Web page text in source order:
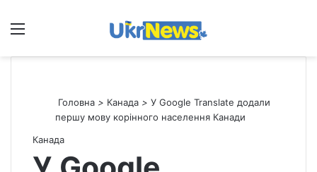
Меню
Головна > Канада > У Google Translate додали
першу мову корінного населення Канади
Канада